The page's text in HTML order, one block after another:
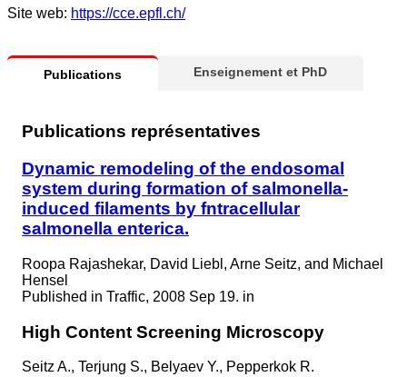
Site web: https://cce.epfl.ch/
Publications Enseignement et PhD
Publications représentatives
Dynamic remodeling of the endosomal
system during formation of salmonella-
induced filaments by fntracellular
salmonella enterica.
Roopa Rajashekar, David Liebl, Arne Seitz, and Michael
Hensel
Published in Traffic, 2008 Sep 19. in
High Content Screening Microscopy
Seitz A., Terjung S., Belyaev Y., Pepperkok R.